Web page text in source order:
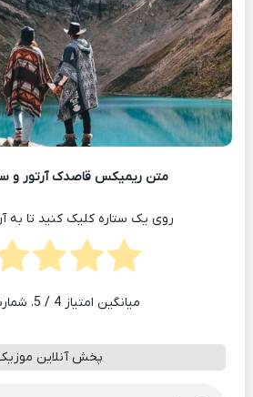
متن ریمیکس قاصدک آرتور و
روی یک ستاره کلیک کنید تا به
میانگین امتیاز 4 / 5. شمارش آرا:
پخش آنلاین